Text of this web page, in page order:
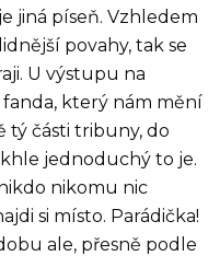
jiná píseň. Vzhledem
povahy, tak se
U výstupu na
který nám mění
tý části tribuny, do
jednoduchý to je.
nikomu nic
si místo. Parádička!
ale, přesně podle